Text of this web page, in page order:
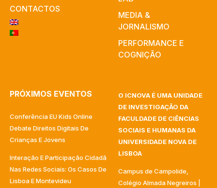
CONTACTOS
MEDIA &
JORNALISMO
PERFORMANCE E
COGNIÇÃO
PRÓXIMOS EVENTOS
Conferência EU Kids Online
Debate Direitos Digitais De
Crianças E Jovens
Interação E Participação Cidadã
Nas Redes Sociais: Os Casos De
Lisboa E Montevideu
O ICNOVA É UMA UNIDADE
DE INVESTIGAÇÃO DA
FACULDADE DE CIÊNCIAS
SOCIAIS E HUMANAS DA
UNIVERSIDADE NOVA DE
LISBOA
Campus de Campolide,
Colégio Almada Negreiros |